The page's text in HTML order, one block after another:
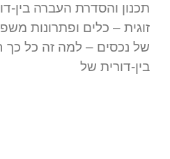
תכנון והסדרת העברה בין-
זוגית – כלים ופתרונות
של נכסים – למה זה כל כך
בין-דורית של